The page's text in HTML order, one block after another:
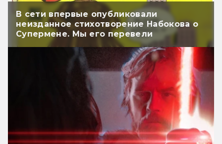
В сети впервые опубликовали
неизданное стихотворение Набокова о
Супермене. Мы его перевели